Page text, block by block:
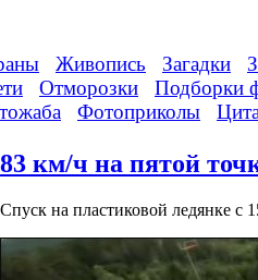
Живопись Загадки
Отморозки Подборки
Фотоприколы
83 км/ч на пятой
Спуск на пластиковой ледянке с